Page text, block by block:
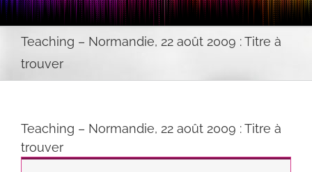
Teaching – Normandie, 22 août 2009 : Titre à
trouver
Teaching – Normandie, 22 août 2009 : Titre à
trouver